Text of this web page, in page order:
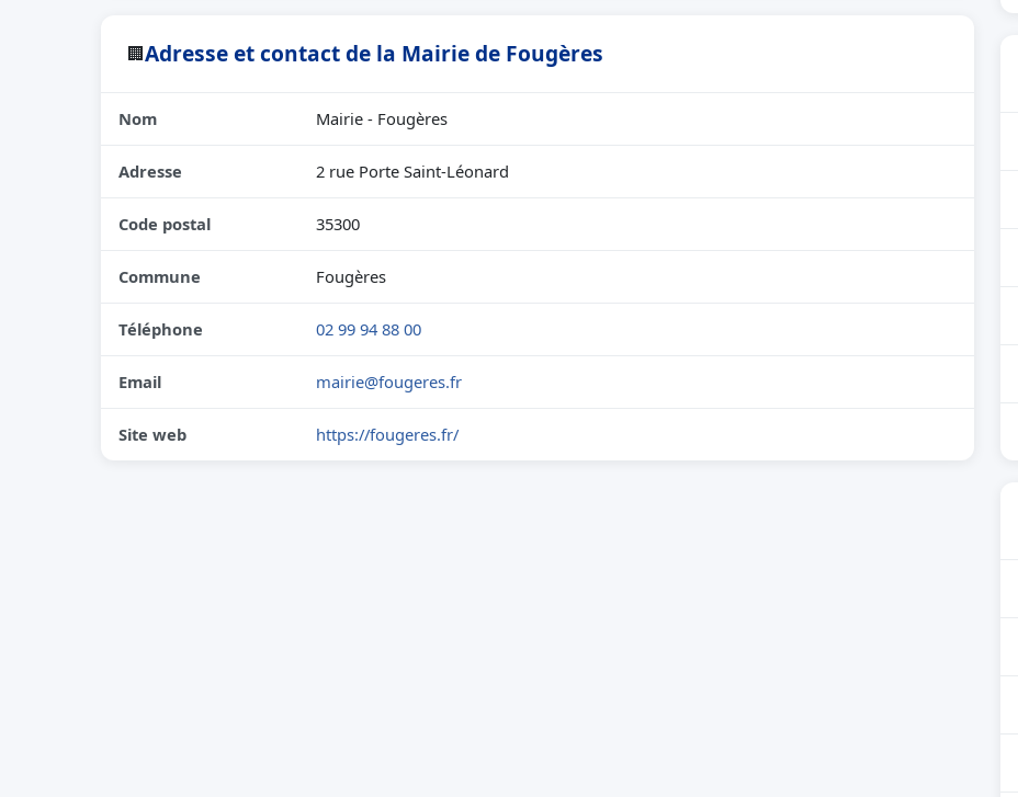
🏢Adresse et contact de la Mairie de Fougères
Nom Mairie - Fougères
Adresse 2 rue Porte Saint-Léonard
Code postal 35300
Commune Fougères
Téléphone 02 99 94 88 00
Email mairie@fougeres.fr
Site web https://fougeres.fr/